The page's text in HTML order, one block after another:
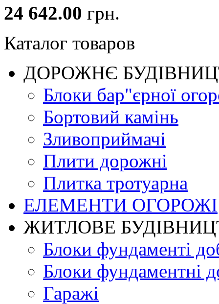
24 642.00 грн.
Каталог товаров
ДОРОЖНЄ
Блоки бар"єрної
Бортовий камінь
Зливоприймачі
Плити дорожні
Плитка тротуарна
ЕЛЕМЕНТИ ОГОРОЖІ
ЖИТЛОВЕ
Блоки фундаменті
Блоки фундаментні
Гаражі